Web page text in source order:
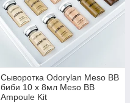
Сыворотка Odorylan Meso BB
биби 10 х 8мл Meso BB
Ampoule Kit